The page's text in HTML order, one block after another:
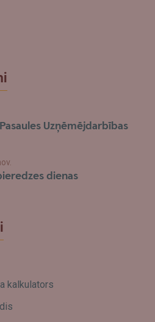
Uzņēmējdarbības
dienas
kalkulators